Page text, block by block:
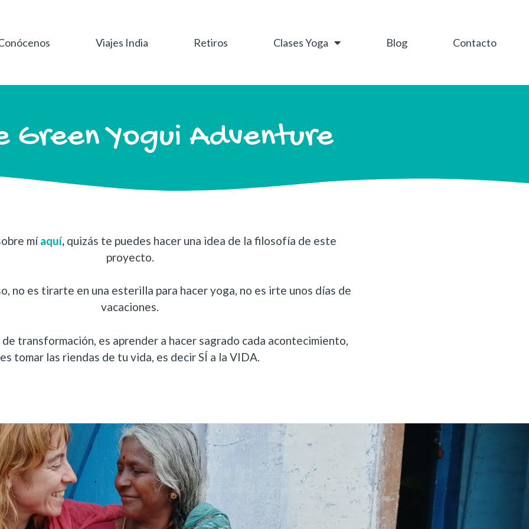
Viajes India Retiros Clases Yoga Blog Contacto
Green Yogui Adventure
míaquí, quizás te puedes hacer una idea de la filosofía de este
proyecto.
no es tirarte en una esterilla para hacer yoga, no es irte unos días de
vacaciones.
de transformación, es aprender a hacer sagrado cada acontecimiento,
es tomar las riendas de tu vida, es decir SÍ a la VIDA.